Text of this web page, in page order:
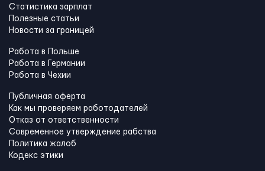
Статистика зарплат
Полезные статьи
Новости за границей
Работа в Польше
Работа в Германии
Работа в Чехии
Публичная оферта
Как мы проверяем работодателей
Отказ от ответственности
Современное утверждение рабства
Политика жалоб
Кодекс этики